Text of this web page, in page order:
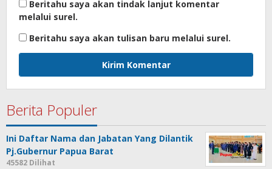
Beritahu saya akan tindak lanjut komentar
melalui surel.
Beritahu saya akan tulisan baru melalui surel.
Berita Populer
Ini Daftar Nama dan Jabatan Yang Dilantik
Pj.Gubernur Papua Barat
45582 Dilihat